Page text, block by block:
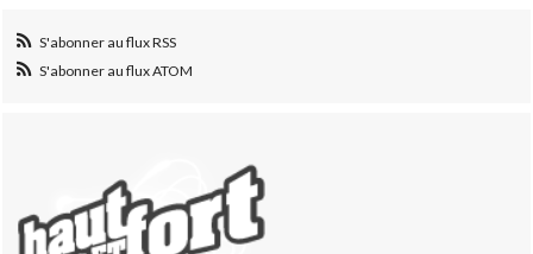
S'abonner au flux RSS
S'abonner au flux ATOM